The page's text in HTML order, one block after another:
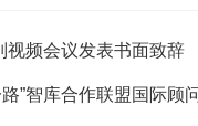
视频会议发表书面致辞
”智库合作联盟国际